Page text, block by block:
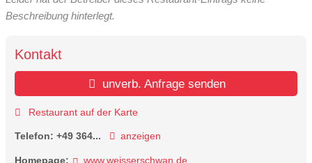
Beschreibung hinterlegt.
Kontakt
unverb. Anfrage senden
Restaurant auf der Karte
Telefon: +49 364... anzeigen
Homepage: www.weisserschwan.de